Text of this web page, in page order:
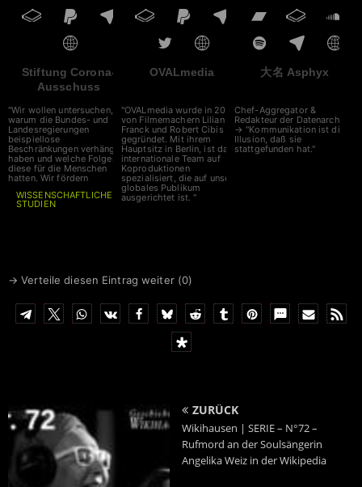
Stiftung Corona-
Ausschuss
"Wir wollen untersuchen,
warum die Bundes- und
Landesregierungen
beispiellose
Beschränkungen verhängt
haben und welche Folgen
diese für die Menschen
hatten. Wir fördern
WISSENSCHAFTLICHE
STUDIEN
OVALmedia
"OVALmedia wurde in 2002
von Filmemachern Lilian
Franck und Robert Cibis
gegründet. Mit ihrem
Hauptsitz in Berlin, ist das
internationale Team auf
Koproduktionen
spezialisiert, die auf unser
globales Publikum
ausgerichtet ist. "
大名 Asphyx
Chef-Aggregator &
Redakteur der Datenarche
→ "Kommunikation ist die
Illusion, daß sie
stattgefunden hat."
→ Verteile diesen Eintrag weiter (0)
ZURÜCK
Wikihausen | SERIE – N°72 –
Rufmord an der Soulsängerin
Angelika Weiz in der Wikipedia